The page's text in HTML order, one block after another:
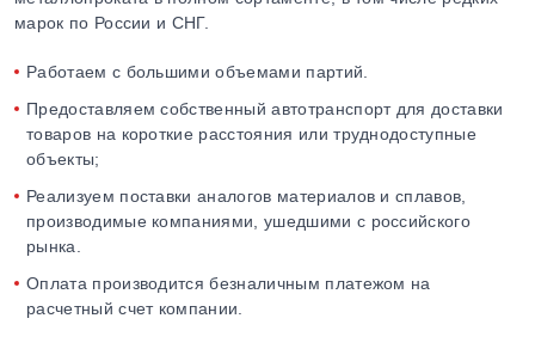
марок по России и СНГ.
Работаем с большими объемами партий.
Предоставляем собственный автотранспорт для доставки
товаров на короткие расстояния или труднодоступные
объекты;
Реализуем поставки аналогов материалов и сплавов,
производимые компаниями, ушедшими с российского
рынка.
Оплата производится безналичным платежом на
расчетный счет компании.